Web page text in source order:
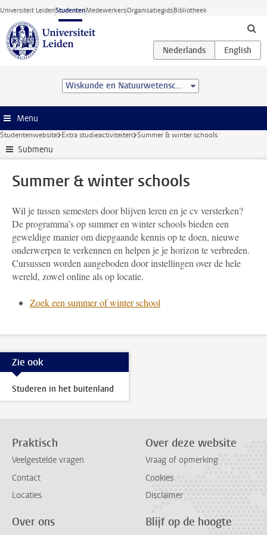
Ga direct naar de inhoud
Universiteit LeidenStudentenMedewerkersOrganisatiegidsBibliotheek
Wiskunde en Natuurwetenschappen
Menu
Studentenwebsite Extra studieactiviteiten Summer & winter schools
Submenu
Summer & winter schools
Wil je tussen semesters door blijven leren en je cv versterken?
De programma’s op summer en winter schools bieden een
geweldige manier om diepgaande kennis op te doen, nieuwe
onderwerpen te verkennen en helpen je je horizon te verbreden.
Cursussen worden aangeboden door instellingen over de hele
wereld, zowel online als op locatie.
Zoek een summer of winter school
Zie ook
Studeren in het buitenland
Praktisch
Veelgestelde vragen
Contact
Locaties
Over deze website
Vraag of opmerking
Cookies
Disclaimer
Over ons Blijf op de hoogte